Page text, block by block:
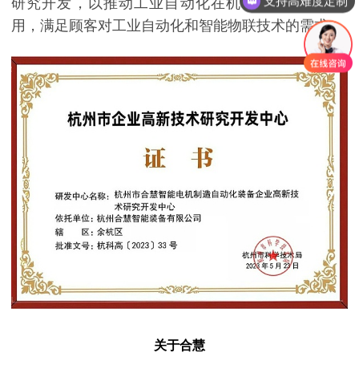
研究开发，以推动工业自动化在机电电机行业的应
用，满足顾客对工业自动化和智能物联技术的需求。
关于合慧